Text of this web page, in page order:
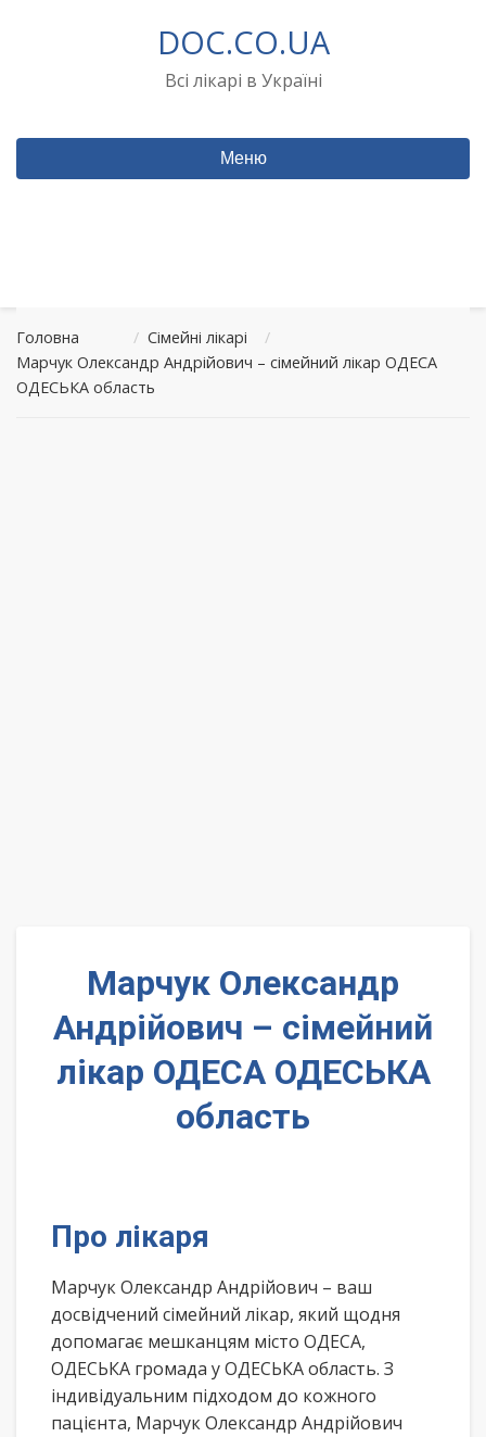
DOC.CO.UA
Всі лікарі в Україні
Меню
Головна / Сімейні лікарі
/
Марчук Олександр Андрійович – сімейний лікар ОДЕСА
ОДЕСЬКА область
Марчук Олександр
Андрійович – сімейний
лікар ОДЕСА ОДЕСЬКА
область
Про лікаря
Марчук Олександр Андрійович – ваш
досвідчений сімейний лікар, який щодня
допомагає мешканцям місто ОДЕСА,
ОДЕСЬКА громада у ОДЕСЬКА область. З
індивідуальним підходом до кожного
пацієнта, Марчук Олександр Андрійович